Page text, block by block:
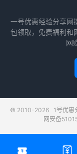
一号优惠经验分享网
包领取，免费福利和
网
© 2010-2026 1号优惠
网安备
 